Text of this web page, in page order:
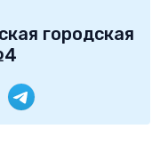
городская